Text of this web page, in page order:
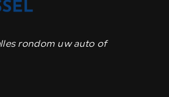
rondom uw auto of